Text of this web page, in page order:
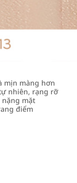
mịn màng hơn
nhiên, rạng rỡ
nặng mặt
điểm